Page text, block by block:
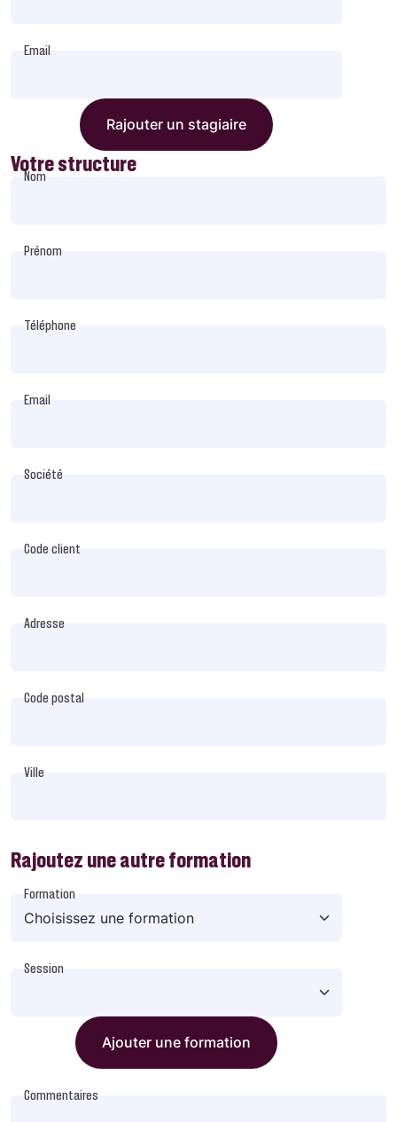
Email
Rajouter un stagiaire
Votre structure
Nom
Prénom
Téléphone
Email
Société
Code client
Adresse
Code postal
Ville
Rajoutez une autre formation
Formation
Session
Ajouter une formation
Commentaires